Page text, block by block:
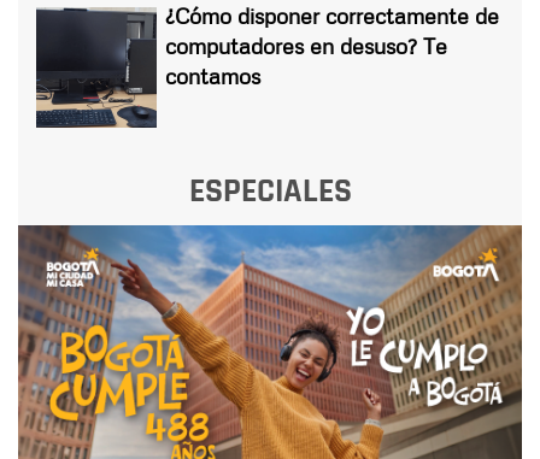
¿Cómo disponer correctamente de
computadores en desuso? Te
contamos
ESPECIALES